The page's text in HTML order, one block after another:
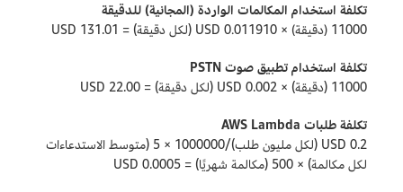
تكلفة استخدام المكالمات الواردة (المجانية) للدقيقة
11000 (دقيقة) × 0.011910 USD (لكل دقيقة) = 131.01 USD
تكلفة استخدام تطبيق صوت PSTN
11000 (دقيقة) × 0.002 USD (لكل دقيقة) = 22.00 USD
تكلفة طلبات AWS Lambda
0.2 USD (لكل مليون طلب)/1000000 × 5 (متوسط الاستدعاءات
لكل مكالمة) × 500 (مكالمة شهريًا) = 0.0005 USD